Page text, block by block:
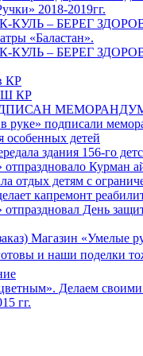
2018-2019гг.
– БЕРЕГ
«Баластан».
– БЕРЕГ
КР
КР
руке» подписали
особенных детей
здания 156-го
Курман
отдых детям с
капремонт
День
Магазин «Умелые
и наши поделки
Делаем
гг.